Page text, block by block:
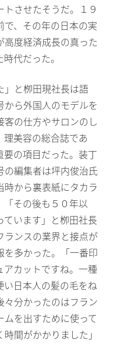
させたそうだ。１９
で、その年の日本の実
高度経済成長の真った
代だった。
」と栁田現社長は語
ら外国人のモデルを
の仕方やサロンのし
美容の総合誌であ
要の項目だった。装丁
の編集者は坪内俊治氏
から裏表紙にタカラ
その後も５０年以
ています」と栁田社長
ランスの業界と接点が
を多かった。「一番印
カットですね。一種
い日本人の髪の毛をね
々分かったのはフラン
を出すために使って
間がかかりました」